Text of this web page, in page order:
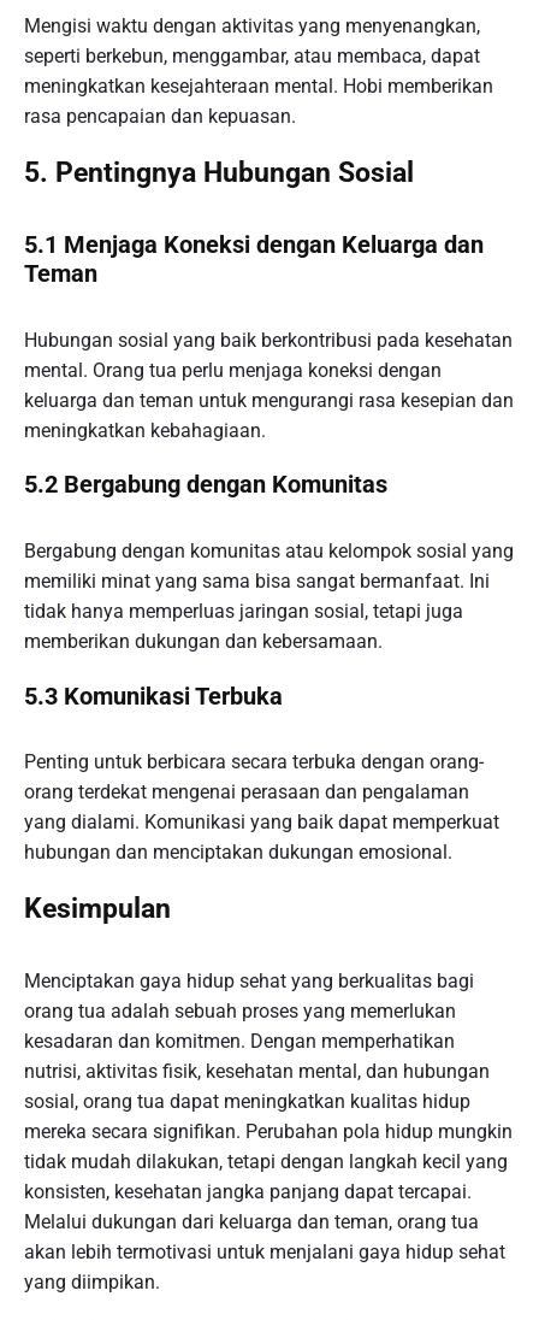
Mengisi waktu dengan aktivitas yang menyenangkan,
seperti berkebun, menggambar, atau membaca, dapat
meningkatkan kesejahteraan mental. Hobi memberikan
rasa pencapaian dan kepuasan.
5. Pentingnya Hubungan Sosial
5.1 Menjaga Koneksi dengan Keluarga dan
Teman
Hubungan sosial yang baik berkontribusi pada kesehatan
mental. Orang tua perlu menjaga koneksi dengan
keluarga dan teman untuk mengurangi rasa kesepian dan
meningkatkan kebahagiaan.
5.2 Bergabung dengan Komunitas
Bergabung dengan komunitas atau kelompok sosial yang
memiliki minat yang sama bisa sangat bermanfaat. Ini
tidak hanya memperluas jaringan sosial, tetapi juga
memberikan dukungan dan kebersamaan.
5.3 Komunikasi Terbuka
Penting untuk berbicara secara terbuka dengan orang-
orang terdekat mengenai perasaan dan pengalaman
yang dialami. Komunikasi yang baik dapat memperkuat
hubungan dan menciptakan dukungan emosional.
Kesimpulan
Menciptakan gaya hidup sehat yang berkualitas bagi
orang tua adalah sebuah proses yang memerlukan
kesadaran dan komitmen. Dengan memperhatikan
nutrisi, aktivitas fisik, kesehatan mental, dan hubungan
sosial, orang tua dapat meningkatkan kualitas hidup
mereka secara signifikan. Perubahan pola hidup mungkin
tidak mudah dilakukan, tetapi dengan langkah kecil yang
konsisten, kesehatan jangka panjang dapat tercapai.
Melalui dukungan dari keluarga dan teman, orang tua
akan lebih termotivasi untuk menjalani gaya hidup sehat
yang diimpikan.